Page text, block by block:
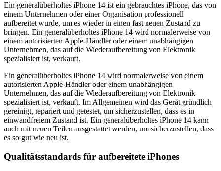
Ein generalüberholtes iPhone 14 ist ein gebrauchtes iPhone, das von
einem Unternehmen oder einer Organisation professionell
aufbereitet wurde, um es wieder in einen fast neuen Zustand zu
bringen. Ein generalüberholtes iPhone 14 wird normalerweise von
einem autorisierten Apple-Händler oder einem unabhängigen
Unternehmen, das auf die Wiederaufbereitung von Elektronik
spezialisiert ist, verkauft.
Ein generalüberholtes iPhone 14 wird normalerweise von einem
autorisierten Apple-Händler oder einem unabhängigen
Unternehmen, das auf die Wiederaufbereitung von Elektronik
spezialisiert ist, verkauft. Im Allgemeinen wird das Gerät gründlich
gereinigt, repariert und getestet, um sicherzustellen, dass es in
einwandfreiem Zustand ist. Ein generalüberholtes iPhone 14 kann
auch mit neuen Teilen ausgestattet werden, um sicherzustellen, dass
es so gut wie neu ist.
Qualitätsstandards für aufbereitete iPhones